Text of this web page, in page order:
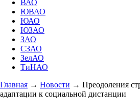
ВАО
ЮВАО
ЮАО
ЮЗАО
ЗАО
СЗАО
ЗелАО
ТиНАО
Главная → Новости → Преодоления
адаптации к социальной дистанции